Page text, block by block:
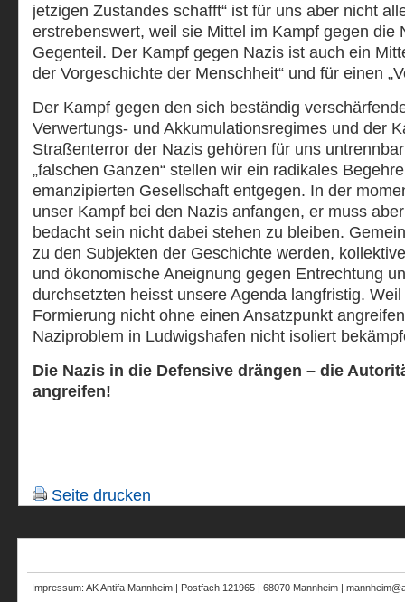
jetzigen Zustandes schafft“ ist für uns aber nicht
erstrebenswert, weil sie Mittel im Kampf gegen die
Gegenteil. Der Kampf gegen Nazis ist auch ein
der Vorgeschichte der Menschheit“ und für einen
Der Kampf gegen den sich beständig
Verwertungs- und Akkumulationsregimes und der
Straßenterror der Nazis gehören für uns
„falschen Ganzen“ stellen wir ein radikales
emanzipierten Gesellschaft entgegen. In der
unser Kampf bei den Nazis anfangen, er muss
bedacht sein nicht dabei stehen zu bleiben.
zu den Subjekten der Geschichte werden,
und ökonomische Aneignung gegen Entrechtung
durchsetzten heisst unsere Agenda langfristig.
Formierung nicht ohne einen Ansatzpunkt
Naziproblem in Ludwigshafen nicht isoliert
Die Nazis in die Defensive drängen – die
angreifen!
Seite drucken
Impressum: AK Antifa Mannheim | Postfach 121965 | 68070 Mannheim |